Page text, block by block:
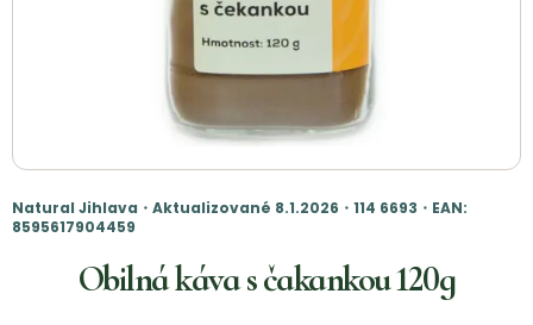
Natural Jihlava・Aktualizované 8.1.2026・114 6693・EAN:
8595617904459
Obilná káva s čakankou 120g